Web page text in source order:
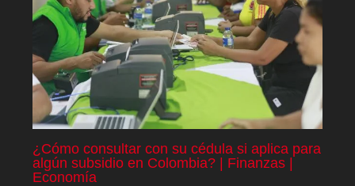
¿Cómo consultar con su cédula si aplica para
algún subsidio en Colombia? | Finanzas |
Economía